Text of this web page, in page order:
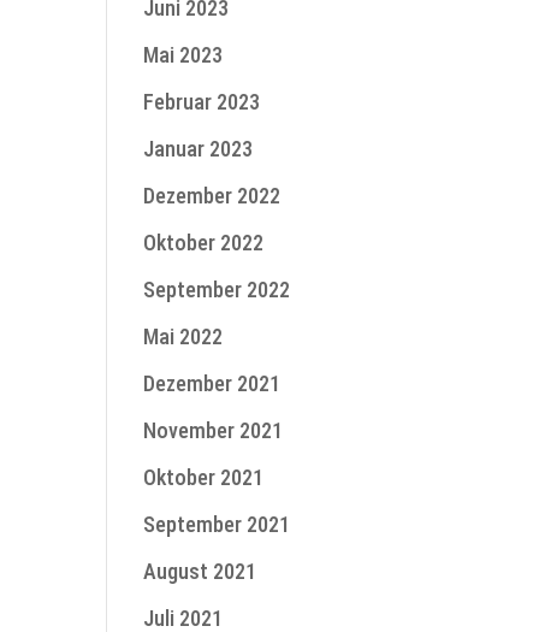
Juni 2023
Mai 2023
Februar 2023
Januar 2023
Dezember 2022
Oktober 2022
September 2022
Mai 2022
Dezember 2021
November 2021
Oktober 2021
September 2021
August 2021
Juli 2021